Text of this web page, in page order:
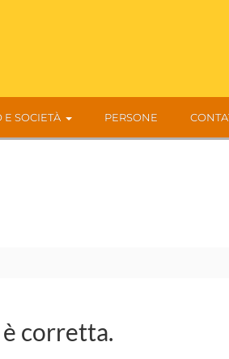
E SOCIETÀ PERSONE
corretta.